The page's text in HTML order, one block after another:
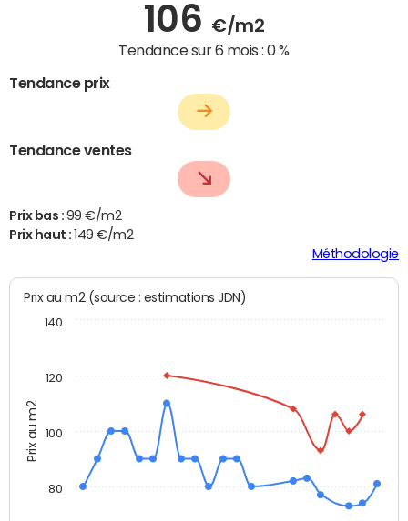
106 €/m2
Tendance sur 6 mois :0 %
Tendance prix
Tendance ventes
Prix bas : 99 €/m2
Prix haut : 149 €/m2
Méthodologie
Prix au m2
Prix au m2 (source : estimations JDN)
80
100
120
140